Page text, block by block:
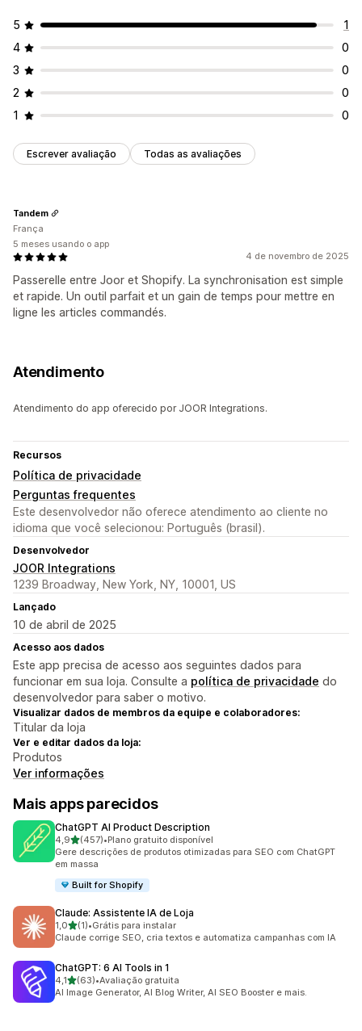
5
1
4
0
3
0
2
0
1
0
Escrever avaliação Todas as avaliações
4 de novembro de 2025
Passerelle entre Joor et Shopify. La synchronisation est simple
et rapide. Un outil parfait et un gain de temps pour mettre en
ligne les articles commandés.
Tandem
França
5 meses usando o app
Atendimento
Atendimento do app oferecido por JOOR Integrations.
Recursos
Política de privacidade
Perguntas frequentes
Este desenvolvedor não oferece atendimento ao cliente no
idioma que você selecionou: Português (brasil).
Desenvolvedor
JOOR Integrations
1239 Broadway, New York, NY, 10001, US
Lançado
10 de abril de 2025
Acesso aos dados
Este app precisa de acesso aos seguintes dados para
funcionar em sua loja. Consulte a política de privacidade do
desenvolvedor para saber o motivo.
Visualizar dados de membros da equipe e colaboradores:
Titular da loja
Ver e editar dados da loja:
Produtos
Ver informações
Mais apps parecidos
ChatGPT AI Product Description
4,9de 5 estrelas
(457)
457 avaliações ao todo
•Plano gratuito disponível
Gere descrições de produtos otimizadas para SEO com ChatGPT
em massa
Built for Shopify
Claude: Assistente IA de Loja
1,0de 5 estrelas
(1)
1 avaliações ao todo
•Grátis para instalar
Claude corrige SEO, cria textos e automatiza campanhas com IA
ChatGPT: 6 AI Tools in 1
4,1de 5 estrelas
(63)
63 avaliações ao todo
•Avaliação gratuita
AI Image Generator, AI Blog Writer, AI SEO Booster e mais.